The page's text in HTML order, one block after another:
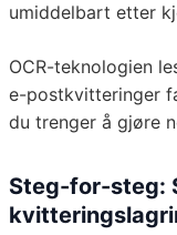
umiddelbart etter
OCR-teknologien
e-postkvitteringer
du trenger å gjøre
Steg-for-steg: